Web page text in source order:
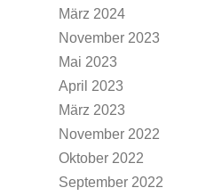
März 2024
November 2023
Mai 2023
April 2023
März 2023
November 2022
Oktober 2022
September 2022